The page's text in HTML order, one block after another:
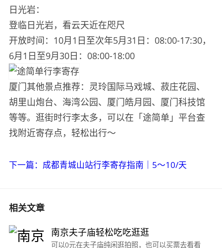
日光岩：
登临日光岩，看云天近在咫尺
开放时间：10月1日至次年5月31日：08:00-17:30，
6月1日至9月30日：08:00-18:00
厦门其他景点推荐：灵玲国际马戏城、菽庄花园、
胡里山炮台、海湾公园、厦门皓月园、厦门科技馆
等等。逛街时行李太多，可以在「途简单」平台查
找附近寄存点，轻松出行～
下一篇：成都青城山站行李寄存指南｜5～10/天
相关文章
南京夫子庙轻松吃吃逛逛
可以0元在夫子庙纯闲逛拍照，也可以买票去看看